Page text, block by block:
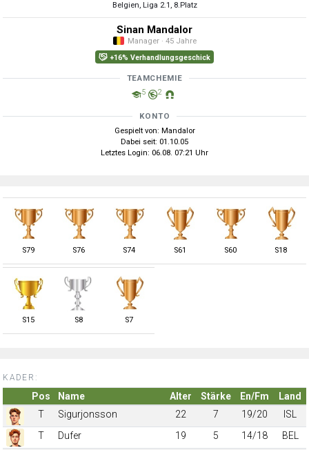
Belgien, Liga 2.1, 8.Platz
Sinan Mandalor
Manager · 45 Jahre
+16% Verhandlungsgeschick
TEAMCHEMIE
5 2
KONTO
Gespielt von: Mandalor
Dabei seit: 01.10.05
Letztes Login: 06.08. 07:21 Uhr
S79 S76 S74 S61 S60 S18
S15 S8 S7
KADER:
Pos Name Alter Stärke En/Fm
Land
T
Sigurjonsson 22 7 19/20
ISL
T
Dufer 19 5 14/18
BEL